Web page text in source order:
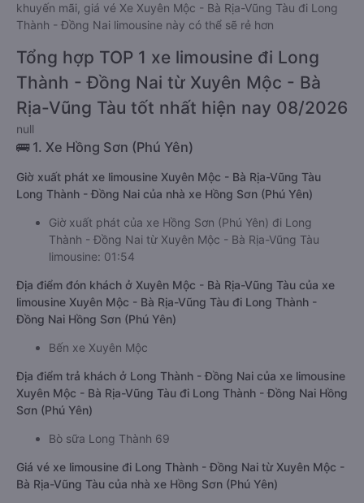
khuyến mãi, giá vé Xe Xuyên Mộc - Bà Rịa-Vũng Tàu đi Long
Thành - Đồng Nai limousine này có thể sẽ rẻ hơn
Tổng hợp TOP 1 xe limousine đi Long
Thành - Đồng Nai từ Xuyên Mộc - Bà
Rịa-Vũng Tàu tốt nhất hiện nay 08/2026
null
🚌 1. Xe Hồng Sơn (Phú Yên)
Giờ xuất phát xe limousine Xuyên Mộc - Bà Rịa-Vũng Tàu
Long Thành - Đồng Nai của nhà xe Hồng Sơn (Phú Yên)
Giờ xuất phát của xe Hồng Sơn (Phú Yên) đi Long
Thành - Đồng Nai từ Xuyên Mộc - Bà Rịa-Vũng Tàu
limousine: 01:54
Địa điểm đón khách ở Xuyên Mộc - Bà Rịa-Vũng Tàu của xe
limousine Xuyên Mộc - Bà Rịa-Vũng Tàu đi Long Thành -
Đồng Nai Hồng Sơn (Phú Yên)
Bến xe Xuyên Mộc
Địa điểm trả khách ở Long Thành - Đồng Nai của xe limousine
Xuyên Mộc - Bà Rịa-Vũng Tàu đi Long Thành - Đồng Nai Hồng
Sơn (Phú Yên)
Bò sữa Long Thành 69
Giá vé xe limousine đi Long Thành - Đồng Nai từ Xuyên Mộc -
Bà Rịa-Vũng Tàu của nhà xe Hồng Sơn (Phú Yên)